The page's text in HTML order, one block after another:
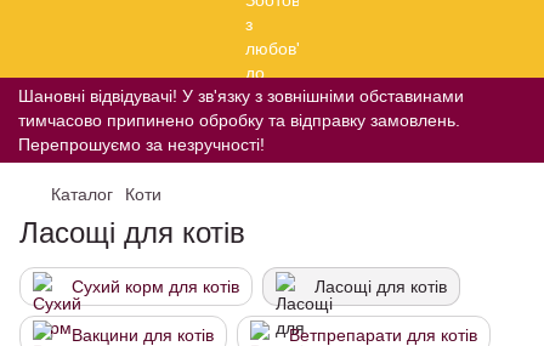
Шановні відвідувачі! У зв'язку з зовнішніми обставинами
тимчасово припинено обробку та відправку замовлень.
Перепрошуємо за незручності!
Каталог Коти
Ласощі для котів
Сухий корм для котів Ласощі для котів
Вакцини для котів Ветпрепарати для котів